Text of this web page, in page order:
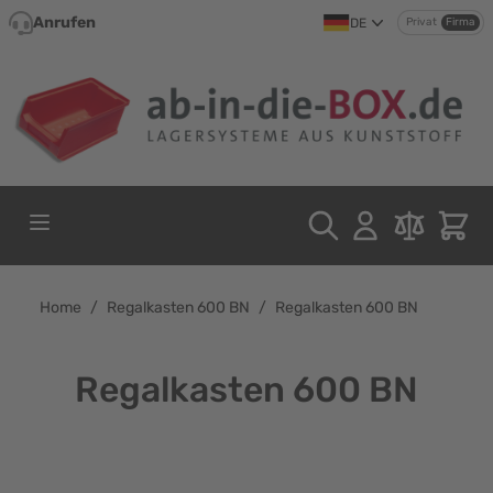
Direkt zum Inhalt
Anrufen DE Privat Firma
Home / Regalkasten 600 BN / Regalkasten 600 BN
Regalkasten 600 BN